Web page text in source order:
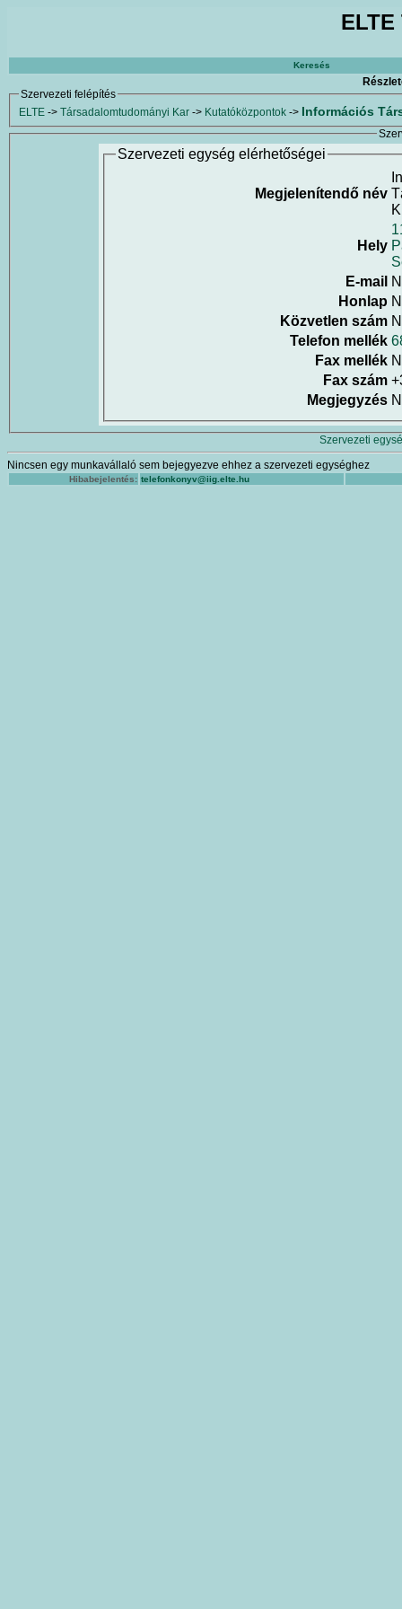
Keresés
Szervezeti felépítés
ELTE -> Társadalomtudományi Kar -> Kutatóközpontok -> Információs
Szervezeti egység elérhetőségei
Megjelenítendő név
Hely
E-mail
Honlap
Közvetlen szám
Telefon mellék
Fax mellék
Fax szám
Megjegyzés
Szervezeti
Nincsen egy munkavállaló sem bejegyezve ehhez a szervezeti egységhez
Hibabejelentés: telefonkonyv@iig.elte.hu